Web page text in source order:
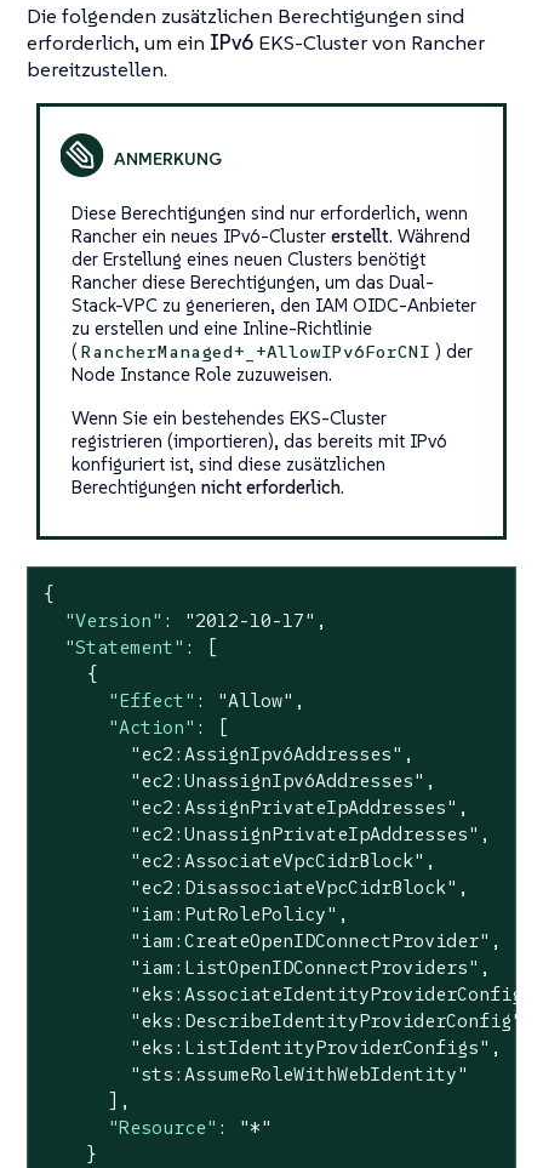
Die folgenden zusätzlichen Berechtigungen sind
erforderlich, um ein IPv6 EKS-Cluster von Rancher
bereitzustellen.
Diese Berechtigungen sind nur erforderlich, wenn
Rancher ein neues IPv6-Cluster erstellt. Während
der Erstellung eines neuen Clusters benötigt
Rancher diese Berechtigungen, um das Dual-
Stack-VPC zu generieren, den IAM OIDC-Anbieter
zu erstellen und eine Inline-Richtlinie
(RancherManaged+_+AllowIPv6ForCNI ) der
Node Instance Role zuzuweisen.
Wenn Sie ein bestehendes EKS-Cluster
registrieren (importieren), das bereits mit IPv6
konfiguriert ist, sind diese zusätzlichen
Berechtigungen nicht erforderlich.
{
"Version" : "2012-10-17" ,
"Statement" : [
    {
"Effect" : "Allow" ,
"Action" : [
"ec2:AssignIpv6Addresses" ,
"ec2:UnassignIpv6Addresses" ,
"ec2:AssignPrivateIpAddresses" ,
"ec2:UnassignPrivateIpAddresses" ,
"ec2:AssociateVpcCidrBlock" ,
"ec2:DisassociateVpcCidrBlock" ,
"iam:PutRolePolicy" ,
"iam:CreateOpenIDConnectProvider" ,
"iam:ListOpenIDConnectProviders" ,
"eks:AssociateIdentityProviderConfig"
"eks:DescribeIdentityProviderConfig"
"eks:ListIdentityProviderConfigs" ,
"sts:AssumeRoleWithWebIdentity"
      ],
"Resource" :
"*"
    }